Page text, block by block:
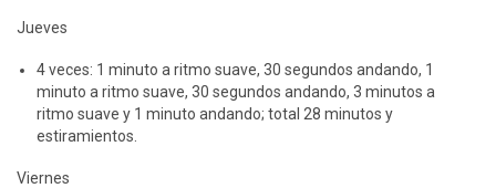
Jueves
4 veces: 1 minuto a ritmo suave, 30 segundos andando, 1
minuto a ritmo suave, 30 segundos andando, 3 minutos a
ritmo suave y 1 minuto andando; total 28 minutos y
estiramientos.
Viernes